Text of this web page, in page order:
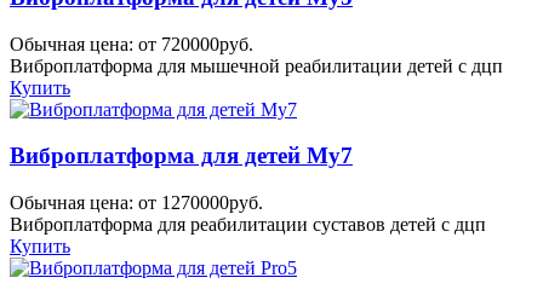
Обычная цена: от 720000руб.
Виброплатформа для мышечной реабилитации детей с дцп
Купить
Виброплатформа для детей My7
Обычная цена: от 1270000руб.
Виброплатформа для реабилитации суставов детей с дцп
Купить